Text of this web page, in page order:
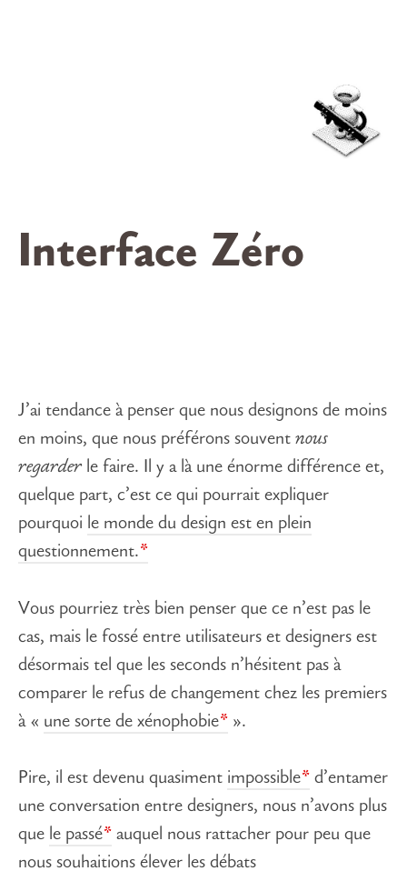
Interface Zéro
J’ai tendance à penser que nous designons de moins
en moins, que nous préférons souvent nous
regarderle faire. Il y a là une énorme différence et,
quelque part, c’est ce qui pourrait expliquer
pourquoi le monde du design est en plein
questionnement.
Vous pourriez très bien penser que ce n’est pas le
cas, mais le fossé entre utilisateurs et designers est
désormais tel que les seconds n’hésitent pas à
comparer le refus de changement chez les premiers
à « une sorte de xénophobie ».
Pire, il est devenu quasiment impossible d’entamer
une conversation entre designers, nous n’avons plus
que le passé auquel nous rattacher pour peu que
nous souhaitions élever les débats